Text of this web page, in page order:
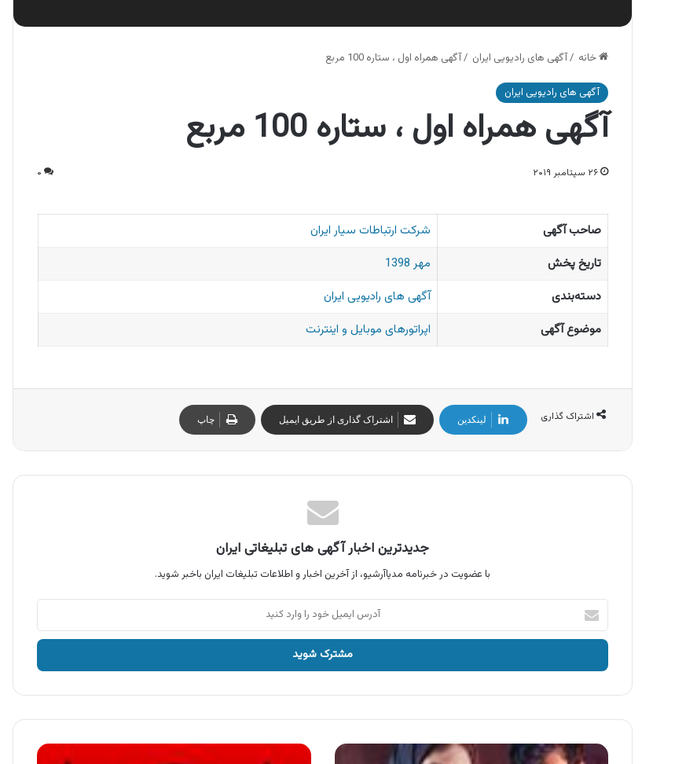
خانه /آگهی های رادیویی ایران /آگهی همراه اول ، ستاره 100 مربع
آگهی های رادیویی ایران
آگهی همراه اول ، ستاره 100 مربع
۲۶ سپتامبر ۲۰۱۹ ۰
صاحب آگهی
شرکت ارتباطات سیار ایران
تاریخ پخش
مهر 1398
دسته‌بندی
آگهی های رادیویی ایران
موضوع آگهی
اپراتورهای موبایل و اینترنت
اشتراک گذاری لینکدین اشتراک گذاری از طریق ایمیل چاپ
جدیدترین اخبار آگهی های تبلیغاتی ایران
با عضویت در خبرنامه مدیاآرشیو، از آخرین اخبار و اطلاعات تبلیغات ایران باخبر شوید.
آدرس
ایمیل
خود
وارد
آگهی
آگهی